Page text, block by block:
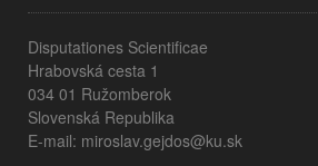
Disputationes Scientificae
Hrabovská cesta 1
034 01 Ružomberok
Slovenská Republika
E-mail: miroslav.gejdos@ku.sk